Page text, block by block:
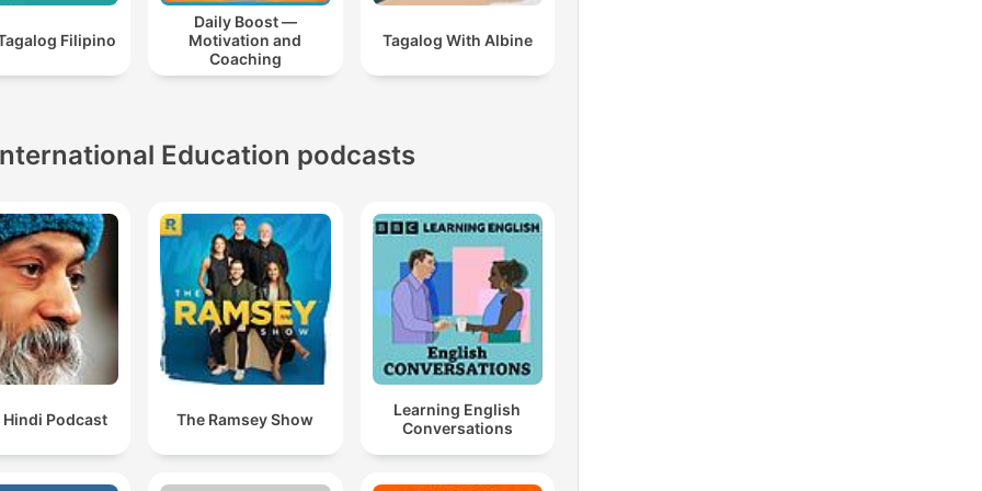
Filipino
Daily Boost —
Motivation and
Coaching
Tagalog With Albine
Education podcasts
Hindi Podcast The Ramsey Show
Learning English
Conversations